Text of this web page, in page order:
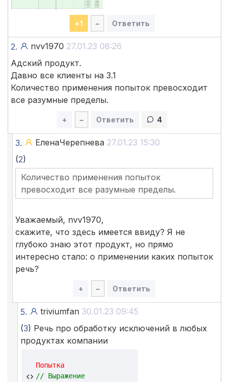
+1 – Ответить
2. nvv1970 27.01.23 08:26
Адский продукт.
Давно все клиенты на 3.1
Количество применения попыток превосходит
все разумные пределы.
+ – Ответить 4
3. ЕленаЧерепнева 27.01.23 15:30
(2)
Количество применения попыток
превосходит все разумные пределы.
Уважаемый, nvv1970,
скажите, что здесь имеется ввиду? Я не
глубоко знаю этот продукт, но прямо
интересно стало: о применении каких попыток
речь?
+ – Ответить
5. triviumfan 30.01.23 09:45
(3) Речь про обработку исключений в любых
продуктах компании
Попытка
// Выражение